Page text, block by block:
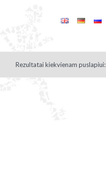
Rezultatai kiekvienam puslapiui: